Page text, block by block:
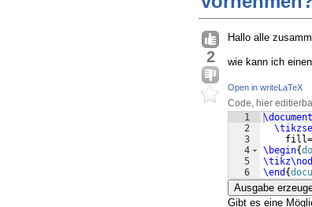
2
Hallo alle
wie kann ich
Open in writeLaTeX
Code, hier
1
2
3
4
5
6
\begin{
\end {
Ausgabe
Gibt es eine